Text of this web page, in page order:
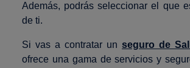
Además, podrás seleccionar el que
de ti.
Si vas a contratar un seguro de
ofrece una gama de servicios y